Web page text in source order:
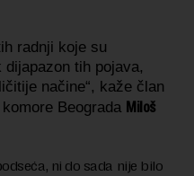
radnji koje su
tih pojava,
načine“, kaže član
Beograda Miloš
ni do sada nije bilo